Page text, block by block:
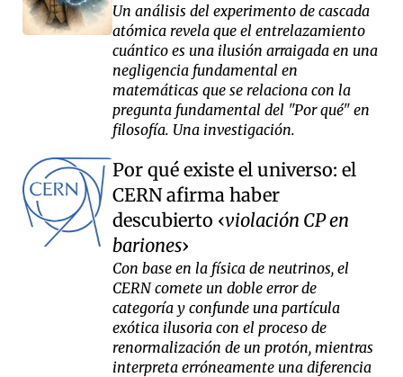
Un análisis del experimento de cascada
atómica revela que el entrelazamiento
cuántico es una ilusión arraigada en una
negligencia fundamental en
matemáticas que se relaciona con la
pregunta fundamental del "Por qué" en
filosofía. Una investigación.
Por qué existe el universo: el
CERN afirma haber
descubierto violación CP en
bariones
Con base en la física de neutrinos, el
CERN comete un doble error de
categoría y confunde una partícula
exótica ilusoria con el proceso de
renormalización de un protón, mientras
interpreta erróneamente una diferencia